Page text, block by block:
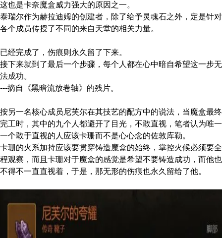
这也是卡奈魔盒威力强大的原因之一。
泰瑞尔作为赫拉迪姆的创建者，除了给予灵魂石之外，定是针对
各个成员传授了不同的来自天堂的相关力量。
已经完成了，伤痕则永久留了下来。
接下来就到了最后一个步骤，每个人都在心中暗自希望这一步无
法成功。
---摘自《黑暗流放卷轴》的残片。
按另一名核心成员尼芙尔在其技艺的配方中的说法，当魔盒最终
完工时，其中的九个人都避开了目光，不敢直视，笔者认为唯一
一个敢于直视的人应该卡珊而不是心心念的佐敦库勒。
卡珊的火系加持应该要贯穿铸造魔盒的始终，掌控火候必须要全
程观察，而且卡珊对于魔盒的感觉是希望不要铸造成功，而他也
不得不一直直视着，于是，那无形的伤痕也永久留给了他。